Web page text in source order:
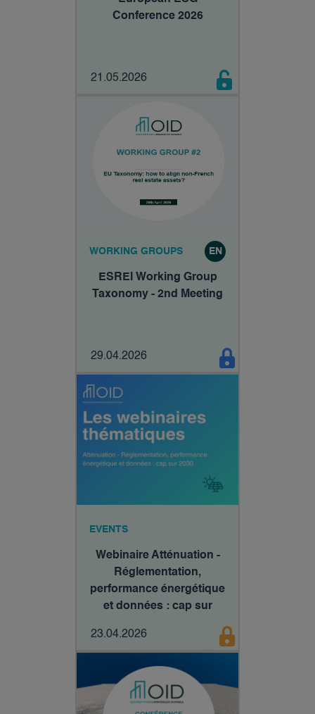
Conference 2026
21.05.2026
WORKING GROUPS EN
ESREI Working Group
Taxonomy - 2nd Meeting
29.04.2026
EVENTS
Webinaire Atténuation -
Réglementation,
performance énergétique
et données : cap sur
23.04.2026